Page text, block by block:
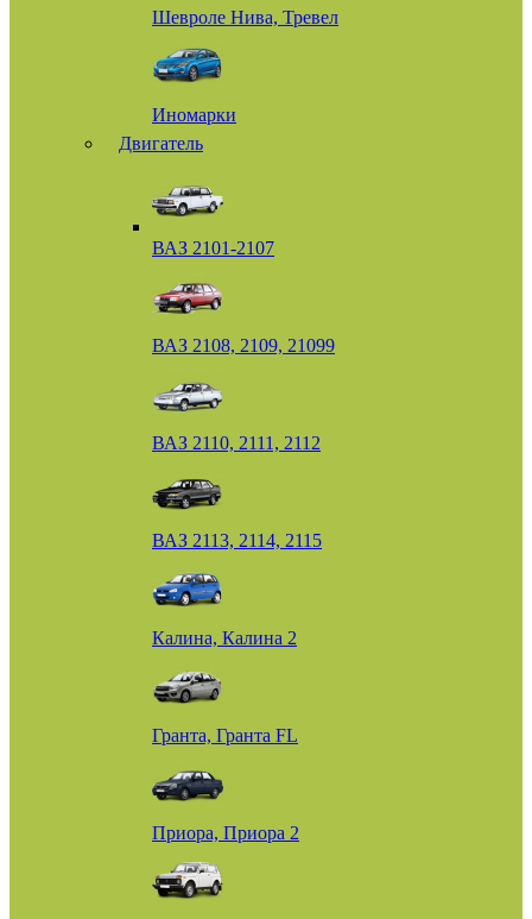
Шевроле Нива, Тревел
Иномарки
Двигатель
ВАЗ 2101-2107
ВАЗ 2108, 2109, 21099
ВАЗ 2110, 2111, 2112
ВАЗ 2113, 2114, 2115
Калина, Калина 2
Гранта, Гранта FL
Приора, Приора 2